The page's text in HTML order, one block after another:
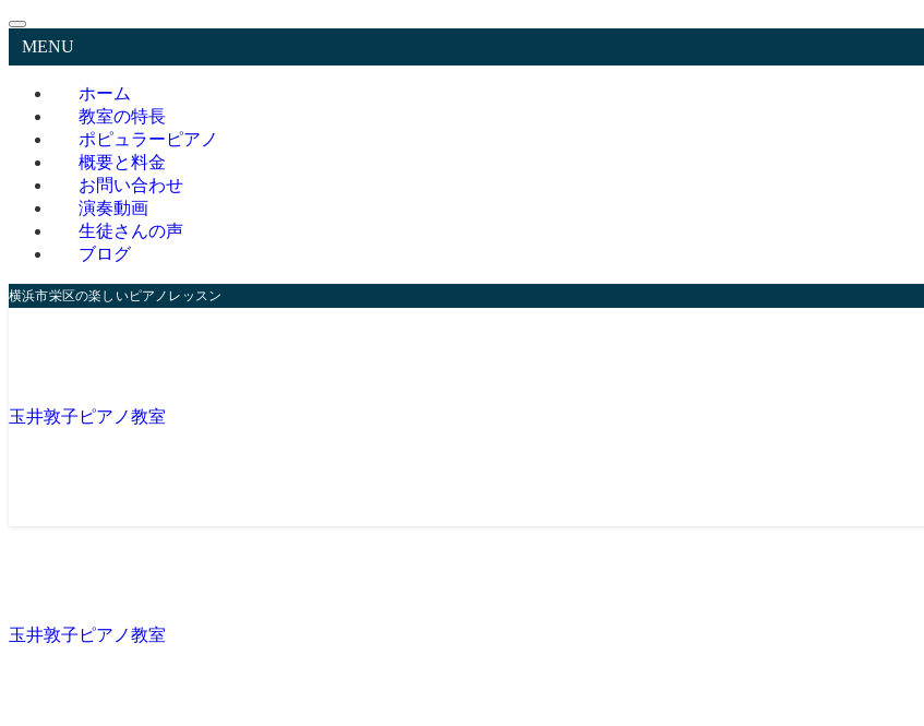
MENU
ホーム
教室の特長
ポピュラーピアノ
概要と料金
お問い合わせ
演奏動画
生徒さんの声
ブログ
横浜市栄区の楽しいピアノレッスン
玉井敦子ピアノ教室
玉井敦子ピアノ教室